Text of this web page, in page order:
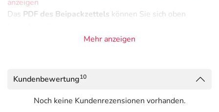
anzeigen
Das PDF des Beipackzettels können Sie sich oben
Mehr anzeigen
Kundenbewertung10
Noch keine Kundenrezensionen vorhanden.